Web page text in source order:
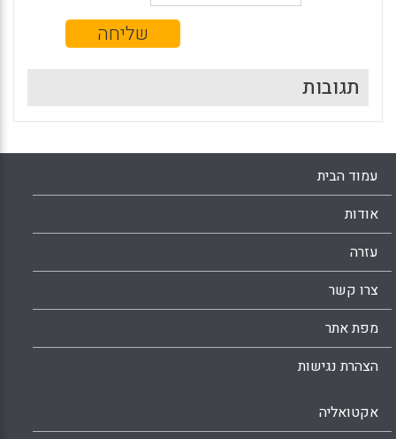
תגובות
עמוד הבית
אודות
עזרה
צרו קשר
מפת אתר
הצהרת נגישות
אקטואליה